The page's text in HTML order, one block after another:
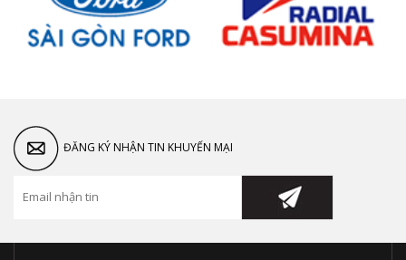
ĐĂNG KÝ NHẬN TIN KHUYẾN MẠI